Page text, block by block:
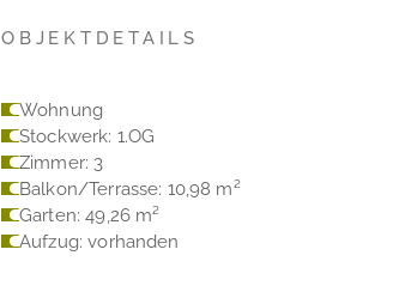
OBJEKTDETAILS
Wohnung
Stockwerk: 1.OG
Zimmer: 3
Balkon/Terrasse: 10,98 m²
Garten: 49,26 m²
Aufzug: vorhanden